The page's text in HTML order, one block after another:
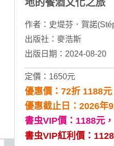
地的餐酒文化之旅
作者： 史堤芬．賀諾
出版社： 麥浩斯
出版日期：2024-08-20
定價：1650元
優惠價：72折 1188元
優惠截止日：2026年
書虫VIP價：1188元，
書虫VIP紅利價：